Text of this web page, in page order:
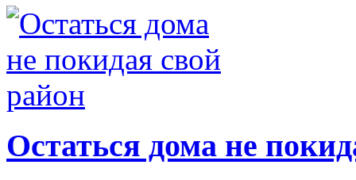
Остаться дома не